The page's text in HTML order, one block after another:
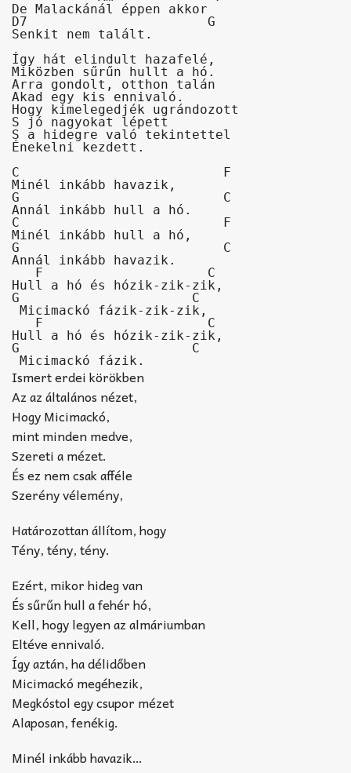
De Malackánál éppen akkor
D7                       G
Senkit nem talált.
Így hát elindult hazafelé,
Miközben sűrűn hullt a hó.
Arra gondolt, otthon talán
Akad egy kis ennivaló.
Hogy kimelegedjék ugrándozott
S jó nagyokat lépett
S a hidegre való tekintettel
Énekelni kezdett.
C                          F
Minél inkább havazik,
G                          C
Annál inkább hull a hó.
C                          F
Minél inkább hull a hó,
G                          C
Annál inkább havazik.
Hull a hó és hózik-zik-zik,
G                      C
Hull a hó és hózik-zik-zik,
G                      C
Micimackó fázik.
Ismert erdei körökben
Az az általános nézet,
Hogy Micimackó,
mint minden medve,
Szereti a mézet.
És ez nem csak afféle
Szerény vélemény,
Határozottan állítom, hogy
Tény, tény, tény.
Ezért, mikor hideg van
És sűrűn hull a fehér hó,
Kell, hogy legyen az almáriumban
Eltéve ennivaló.
Így aztán, ha délidőben
Micimackó megéhezik,
Megkóstol egy csupor mézet
Alaposan, fenékig.
Minél inkább havazik…